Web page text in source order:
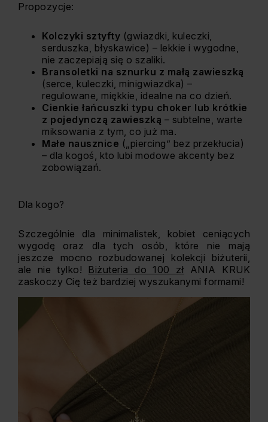
Propozycje:
Kolczyki sztyfty (gwiazdki, kuleczki,
serduszka, błyskawice) – lekkie i wygodne,
nie zaczepiają się o szaliki.
Bransoletki na sznurku z małą zawieszką
(serce, kuleczki, minigwiazdka) –
regulowane, miękkie, idealne na co dzień.
Cienkie łańcuszki typu choker lub krótkie
z pojedynczą zawieszką – subtelne, warte
miksowania z tym, co już ma.
Małe nausznice („piercing” bez przekłucia)
– dla kogoś, kto lubi modowe akcenty bez
zobowiązań.
Dla kogo?
Szczególnie dla minimalistek, kobiet ceniących
wygodę oraz dla tych osób, które nie mają
jeszcze mocno rozbudowanej kolekcji biżuterii,
ale nie tylko! Biżuteria do 100 zł ANIA KRUK
zaskoczy Cię też bardziej wyszukanymi formami!